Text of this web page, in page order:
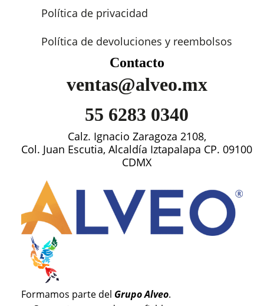
Política de privacidad
Política de devoluciones y reembolsos
Contacto
ventas@alveo.mx
55 6283 0340
Calz. Ignacio Zaragoza 2108,
Col. Juan Escutia, Alcaldía Iztapalapa CP. 09100
CDMX
Formamos parte del Grupo Alveo.